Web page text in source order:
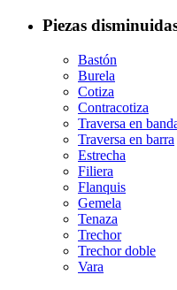
Piezas
Bastón
Burela
Cotiza
Contracotiza
Traversa en
Traversa en barra
Estrecha
Filiera
Flanquis
Gemela
Tenaza
Trechor
Trechor doble
Vara